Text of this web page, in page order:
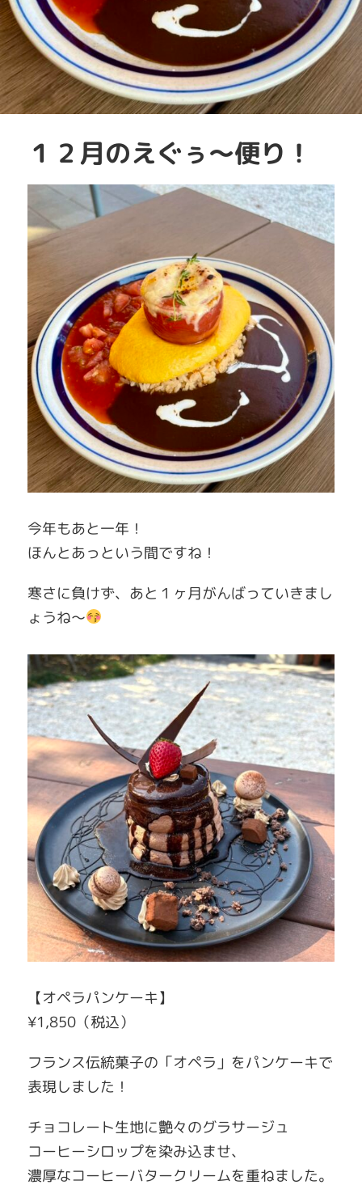
１２月のえぐぅ〜便り！
今年もあと一年！
ほんとあっという間ですね！
寒さに負けず、あと１ヶ月がんばっていきまし
ょうね〜
【オペラパンケーキ】
¥1,850（税込）
フランス伝統菓子の「オペラ」をパンケーキで
表現しました！
チョコレート生地に艶々のグラサージュ
コーヒーシロップを染み込ませ、
濃厚なコーヒーバタークリームを重ねました。